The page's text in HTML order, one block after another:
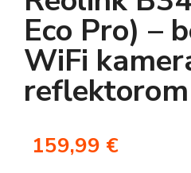
Eco Pro) –
WiFi
reflektorom
159,99 €